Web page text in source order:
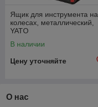
Ящик для инструмента на
колесах, металлический,
YATO
В наличии
Цену уточняйте
О нас